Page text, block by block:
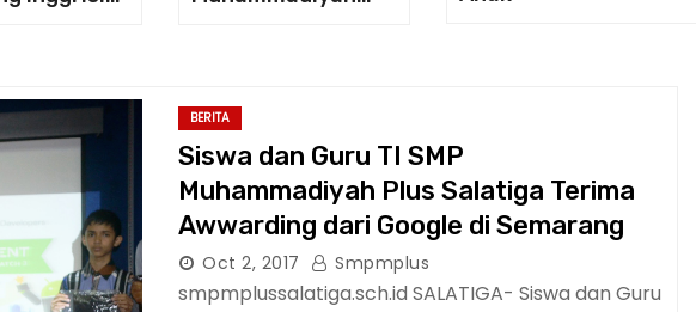
Program
Pertukaran Kepala
Sekolah ASEAN-
Jepang Tahun
2025
BERITA
Siswa dan Guru TI SMP
Muhammadiyah Plus Salatiga Terima
Awwarding dari Google di Semarang
Oct 2, 2017 Smpmplus
smpmplussalatiga.sch.id SALATIGA- Siswa dan Guru